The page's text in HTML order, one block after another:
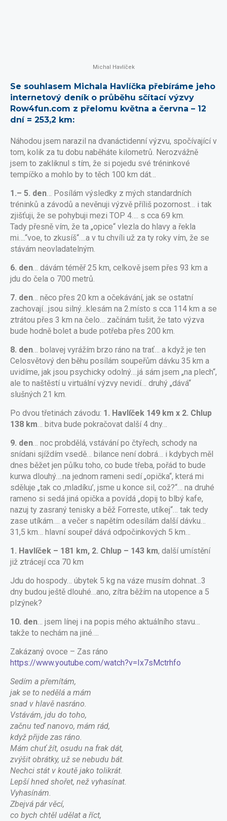
Michal Havlíček
Se souhlasem Michala Havlíčka přebíráme jeho
internetový deník o průběhu sčítací výzvy
Row4fun.com z přelomu května a června – 12
dní = 253,2 km:
Náhodou jsem narazil na dvanáctidenní výzvu, spočívající v
tom, kolik za tu dobu naběháte kilometrů. Nerozvážně
jsem to zakliknul s tím, že si pojedu své tréninkové
tempíčko a mohlo by to těch 100 km dát…
1.– 5. den… Posílám výsledky z mých standardních
tréninků a závodů a nevěnuji výzvě příliš pozornost… i tak
zjišťuji, že se pohybuji mezi TOP 4…. s cca 69 km.
Tady přesně vím, že ta „opice“ vlezla do hlavy a řekla
mi….“voe, to zkusíš“….a v tu chvíli už za ty roky vím, že se
stávám neovladatelným.
6. den… dávám téměř 25 km, celkově jsem přes 93 km a
jdu do čela o 700 metrů.
7. den… něco přes 20 km a očekávání, jak se ostatní
zachovají…jsou silný…klesám na 2.místo s cca 114 km a se
ztrátou přes 3 km na čelo… začínám tušit, že tato výzva
bude hodně bolet a bude potřeba přes 200 km.
8. den… bolavej vyrážím brzo ráno na trať… a když je ten
Celosvětový den běhu posílám soupeřům dávku 35 km a
uvidíme, jak jsou psychicky odolný….já sám jsem „na plech“,
ale to naštěstí u virtuální výzvy nevidí… druhý „dává“
slušných 21 km.
Po dvou třetinách závodu: 1. Havlíček 149 km x 2. Chlup
138 km… bitva bude pokračovat další 4 dny…
9. den… noc probdělá, vstávání po čtyřech, schody na
snídani sjíždím vsedě… bilance není dobrá… i kdybych měl
dnes běžet jen půlku toho, co bude třeba, pořád to bude
kurwa dlouhý….na jednom rameni sedí „opička“, která mi
sděluje „tak co ,mladíku’, jsme u konce sil, což?“… na druhé
rameno si sedá jiná opička a povídá „dopij to blbý kafe,
nazuj ty zasraný tenisky a běž Forreste, utíkej“… tak tedy
zase utíkám…. a večer s napětím odesílám další dávku…
31,5 km… hlavní soupeř dává odpočinkových 5 km…
1. Havlíček – 181 km, 2. Chlup – 143 km, další umístění
již ztrácejí cca 70 km
Jdu do hospody… úbytek 5 kg na váze musím dohnat…3
dny budou ještě dlouhé…ano, zítra běžím na utopence a 5
plzýnek?
10. den… jsem línej i na popis mého aktuálního stavu…
takže to nechám na jiné….
Zakázaný ovoce – Zas ráno
https://www.youtube.com/watch?v=Ix7sMctrhfo
Sedím a přemítám,
jak se to nedělá a mám
snad v hlavě nasráno.
Vstávám, jdu do toho,
začnu teď nanovo, mám rád,
když přijde zas ráno.
Mám chuť žít, osudu na frak dát,
zvýšit obrátky, už se nebudu bát.
Nechci stát v koutě jako tolikrát.
Lepší hned shořet, než vyhasínat.
Vyhasínám.
Zbejvá pár věcí,
co bych chtěl udělat a říct,